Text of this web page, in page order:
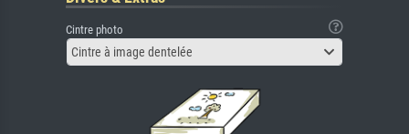
Cintre photo
Cintre à image dentelée